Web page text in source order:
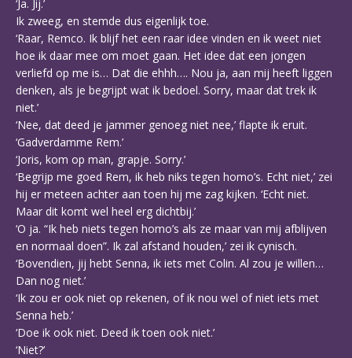
‘Ja. Jij.’
Ik zweeg, en stemde dus eigenlijk toe.
‘Raar, Remco. Ik blijf het een raar idee vinden en ik weet niet
hoe ik daar mee om moet gaan. Het idee dat een jongen
verliefd op me is… Dat die ehhh…. Nou ja, aan mij heeft liggen
denken, als je begrijpt wat ik bedoel. Sorry, maar dat trek ik
niet.’
‘Nee, dat deed je jammer genoeg niet nee,’ flapte ik eruit.
‘Gadverdamme Rem.’
‘Joris, kom op man, grapje. Sorry.’
‘Begrijp me goed Rem, ik heb niks tegen homo’s. Echt niet,’ zei
hij er meteen achter aan toen hij me zag kijken. ‘Echt niet.
Maar dit komt wel heel erg dichtbij.’
‘O ja. “Ik heb niets tegen homo’s als ze maar van mij afblijven
en normaal doen”. Ik zal afstand houden,’ zei ik cynisch.
‘Bovendien, jij hebt Senna, ik iets met Colin. Al zou je willen…
Dan nog niet.’
‘Ik zou er ook niet op rekenen, of ik nou wel of niet iets met
Senna heb.’
‘Doe ik ook niet. Deed ik toen ook niet.’
‘Niet?’